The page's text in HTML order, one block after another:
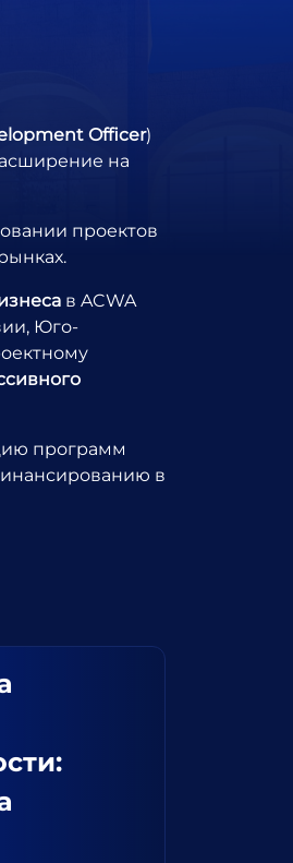
Officer)
на
проектов
в ACWA
Юго-
программ
в